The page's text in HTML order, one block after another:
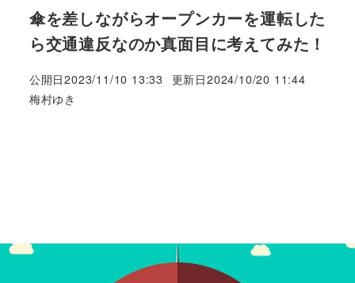
傘を差しながらオープンカーを運転した
ら交通違反なのか真面目に考えてみた！
公開日2023/11/10 13:33 更新日2024/10/20 11:44
著
梅村ゆき